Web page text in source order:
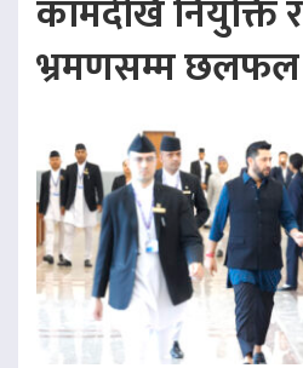
कामदेखि नियुक्ति
भ्रमणसम्म छलफल